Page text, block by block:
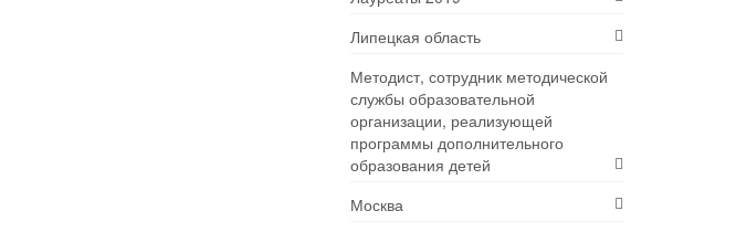
Липецкая область
Методист, сотрудник методической
службы образовательной
организации, реализующей
программы дополнительного
образования детей
Москва